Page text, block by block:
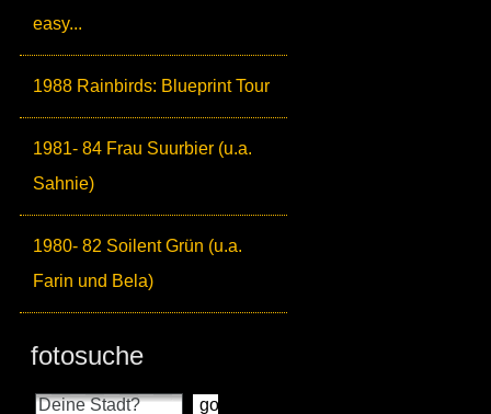
easy...
1988 Rainbirds: Blueprint Tour
1981- 84 Frau Suurbier (u.a.
Sahnie)
1980- 82 Soilent Grün (u.a.
Farin und Bela)
fotosuche